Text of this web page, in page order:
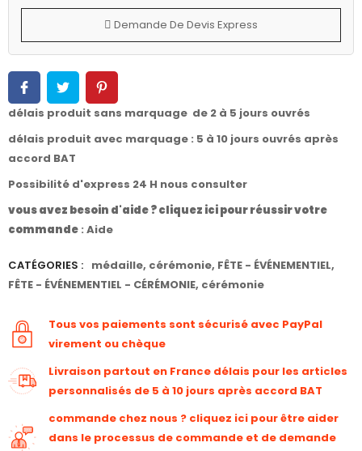
Demande De Devis Express
délais produit sans marquage de 2 à 5 jours ouvrés
délais produit avec marquage : 5 à 10 jours ouvrés après
accord BAT
Possibilité d'express 24 H nous consulter
vous avez besoin d'aide ? cliquez ici pour réussir votre
commande : Aide
CATÉGORIES : médaille, cérémonie, FÊTE - ÉVÉNEMENTIEL,
FÊTE - ÉVÉNEMENTIEL - CÉRÉMONIE, cérémonie
Tous vos paiements sont sécurisé avec PayPal
virement ou chèque
Livraison partout en France délais pour les articles
personnalisés de 5 à 10 jours après accord BAT
commande chez nous ? cliquez ici pour être aider
dans le processus de commande et de demande